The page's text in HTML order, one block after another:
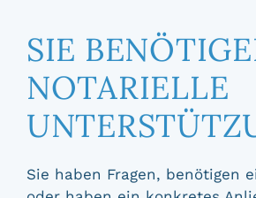
SIE
NOTARIELLE
Sie haben Fragen, benötigen